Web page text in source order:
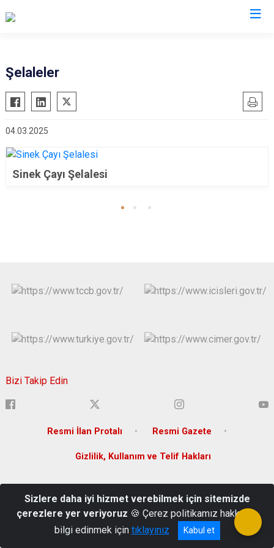
Şelaleler
04.03.2025
Sinek Çayı Şelalesi
Bizi Takip Edin
Resmi İlan Protalı Resmi Gazete
Gizlilik, Kullanım ve Telif Hakları
/DİYARBAKIR
(0 412) 280 20 00
Sizlere daha iyi hizmet verebilmek için sitemizde
çerezlere yer veriyoruz 🍪 Çerez politikamız hakkında
bilgi edinmek için tıklayınız Kabul et